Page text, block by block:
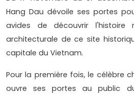
Hang Dau dévoile ses portes
avides de découvrir l'histoire
architecturale de ce site
capitale du Vietnam.
Pour la première fois, le célèbre
ouvre ses portes au public